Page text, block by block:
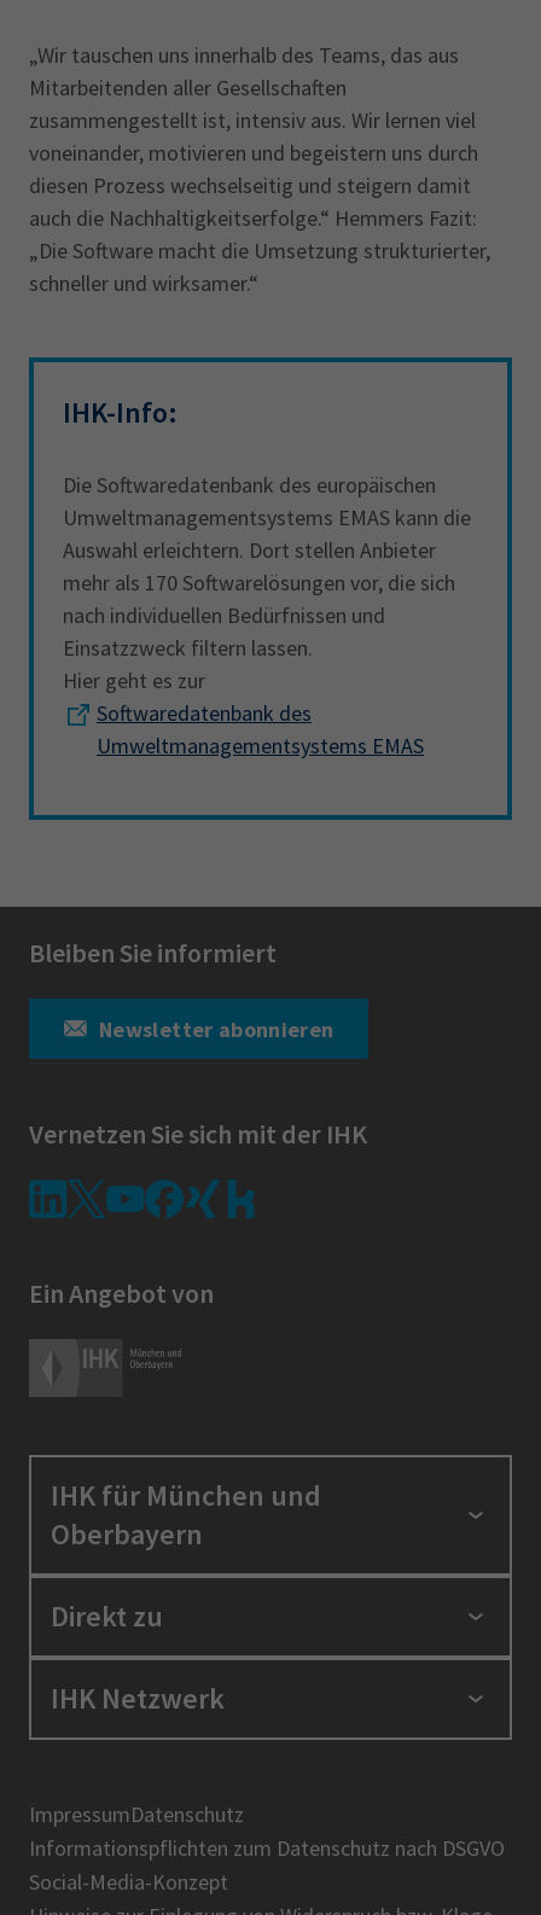
„Wir tauschen uns innerhalb des Teams, das aus
Mitarbeitenden aller Gesellschaften
zusammengestellt ist, intensiv aus. Wir lernen viel
voneinander, motivieren und begeistern uns durch
diesen Prozess wechselseitig und steigern damit
auch die Nachhaltigkeitserfolge.“ Hemmers Fazit:
„Die Software macht die Umsetzung strukturierter,
schneller und wirksamer.“
IHK-Info:
Die Softwaredatenbank des europäischen
Umweltmanagementsystems EMAS kann die
Auswahl erleichtern. Dort stellen Anbieter
mehr als 170 Softwarelösungen vor, die sich
nach individuellen Bedürfnissen und
Einsatzzweck filtern lassen.
Hier geht es zur
Softwaredatenbank des
Umweltmanagementsystems EMAS
Bleiben Sie informiert
Newsletter abonnieren
Vernetzen Sie sich mit der IHK
Ein Angebot von
IHK für München und
Oberbayern
Standortpolitik
Berufszugang
Über uns
Direkt zu
Positionen
Presse
IHK-Magazin
IHK Netzwerk
BIHK
DIHK
AHK
ImpressumDatenschutz
Informationspflichten zum Datenschutz nach DSGVO
Social-Media-Konzept